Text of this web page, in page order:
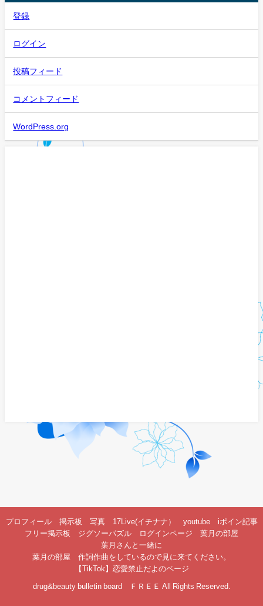
登録
ログイン
投稿フィード
コメントフィード
WordPress.org
プロフィール 掲示板 写真 17Live(イチナナ） youtube
iポイン記事
フリー掲示板
ジグソーパズル ログインページ
葉月の部屋
葉月さんと一緒に
葉月の部屋 作詞作曲をしているので見に来てください。
【TikTok】恋愛禁止だよのページ
drug&beauty bulletin board ＦＲＥＥ All Rights Reserved.